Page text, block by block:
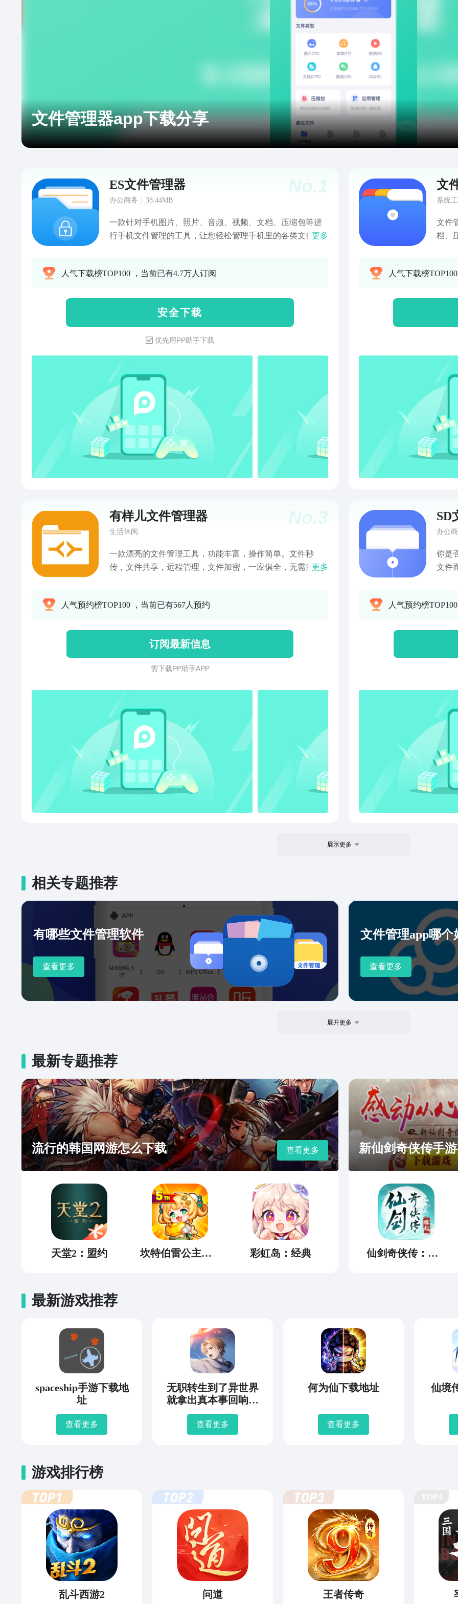
文件管理器app下载分享
No.1
ES文件管理器
办公商务 38.44MB
一款针对手机图片、照片、音频、视频、文档、压缩包等进
行手机文件管理的工具，让您轻松管理手机里的各类文件，
类手机所有文件，支持识别多种文件格式【图片管理】可将
照，还是日常对你有意义的照片都可设置成手机壁纸，方便
简单。还可对图片进行一键裁剪、编辑，查看图片的大小及
保存路径，再也不用担心图片找不到的问题了【文档管理】
针对手机里的各类文档，进行一键分享、查看各类文档详
情，方便快捷！【压缩包】针对手机里的各类压缩包，可以
键删除，不会让手机里的压缩包占用您过多的手机内存。
【支持识别多种文件格式】作为查看工具，RAR、zip、
PDF、offic、音频、视频、图片、未知类型，均可识别查看
【手机内存管理】支持查看手机各个文件夹的内存情况，可
进行名称、日期、大小的排序，以便于您更好地进行查看及
删除等操作，还进行新建文件及文件夹。
更多
人气下载榜TOP100 ，当前已有4.7万人订阅
安 全 下 载
优先用PP助手下载
文
系统
文件
档、
小，
片的
各类
情、
机
zip
查看
况
查
人气下载榜
No.3
有样儿文件管理器
生活休闲
一款漂亮的文件管理工具，功能丰富，操作简单。文件秒
传，文件共享，远程管理，文件加密，一应俱全，无需流
功能 文件的复制、剪切、新建、删除、检索和分享等• 二维
容。也可以扫描已有的图片中的二维码。• 应用管理 可以查
看本机已安装的应用，分为用户应用和系统应用两个类别。
可以直接发送和分享应用，也可以备份已安装应用的安装文
件。• 面对面 通过WIFI的直连功能，将附近的设备建立无线
出备份。备份的通讯录的文件导入手机快速生成联系人列
表。• FTP 通过FTP功能实现对设备的远程管理。启动FTP服
务器，在电脑端输入ftp://ip:端口号，即可实现远程管理手机
端文件。打开FTP客户端，使用扫一扫扫描已开启的FTP服务
器二维码，即可实现远程管理文件。• 磁盘分析 分析磁盘的
使用情况，通过条形图直观的展现指定路径下的文件大小情
况。• 快捷访问 快速进入已定义的文件路径，也可以自定义
浏览、文件复制和文件删除等。• 媒体文件播放 播放视频、
音频和图片功能。• 全景照片浏览 支持全景照片浏览，VR模
式浏览图片。• PDF文件浏览 支持PDF文件浏览功能。• 二维
码传文件 扫描二维码，手机互传文件。
更多
人气预约榜TOP100 ，当前已有567人预约
订阅最新信息
需 下 载 P P 助 手 A P P
SD
办公
你是
文件
件管
编辑
的几
持加
格
建、
分享
人气预约榜
展示更多
相关专题推荐
有哪些文件管理软件
查看更多
文件管理app哪个
查看更多
展开更多
最新专题推荐
流行的韩国网游怎么下载 查看更多
天堂2：盟约 坎特伯雷公主与骑士唤醒冠军之剑的奇幻冒险 彩虹岛：经典
新仙剑奇侠传手
仙剑奇侠传：缘起
最新游戏推荐
spaceship手游下载地
址
查看更多
无职转生到了异世界
就拿出真本事回响编
年史下载地址
查看更多
何为仙下载地址
查看更多
仙境
游戏排行榜
乱斗西游2 问道 王者传奇